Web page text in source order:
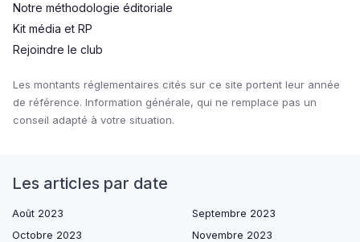
Notre méthodologie éditoriale
Kit média et RP
Rejoindre le club
Les montants réglementaires cités sur ce site portent leur année
de référence. Information générale, qui ne remplace pas un
conseil adapté à votre situation.
Les articles par date
Août 2023
Septembre 2023
Octobre 2023
Novembre 2023